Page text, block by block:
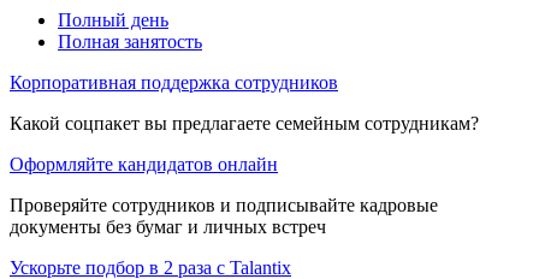
Полный день
Полная занятость
Корпоративная поддержка сотрудников
Какой соцпакет вы предлагаете семейным сотрудникам?
Оформляйте кандидатов онлайн
Проверяйте сотрудников и подписывайте кадровые
документы без бумаг и личных встреч
Ускорьте подбор в 2 раза с Talantix